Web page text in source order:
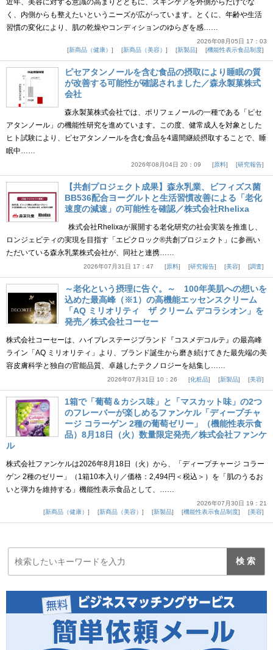
近年、美容に対する意識の高まりとともに、スキンケアを外側からだけでな
く、内側からも整えたいというニーズが広がっています。とくに、年齢や生活
習慣の変化により、肌の乾燥やコンディションのゆらぎを感……
2026年08月05日 17：03
新商品（健康）
新商品（美容） 新製品 機能性表示食品制度
ピセアタンノールを含む食品の摂取により睡眠の質
が改善する可能性が確認されました／森永製菓株式
会社
森永製菓株式会社では、ポリフェノールの一種である「ピセ
アタンノール」の機能性研究を進めています。この度、健常成人を対象とした
ヒト試験により、ピセアタンノールを含む食品を4週間継続摂取することで、睡
眠中……
2026年08月04日 20：09 原料 研究報告
【共創プロジェクト成果】森永乳業、ビフィズス菌
BB536配合ヨーグルトと生活習慣改善による「老化
速度の減速」の可能性を確認／株式会社Rhelixa
株式会社Rhelixaが展開する老化研究の社会実装を推進し、
ロンジェビティの実現を目指す「エピクロック®共創プロジェクト」に参画い
ただいている森永乳業株式会社が、同社と連携……
2026年07月31日 17：47 原料 研究報告 美容 調査
～老化という摂理に告ぐ。～ 100年美肌への想いを
込めた最高峰（※1）の高機能エッセンスクリーム
「AQ ミリオリティ ザ クリーム デコラシオン」を
発売／株式会社コーセー
株式会社コーセーは、ハイプレステージブランド『コスメデコルテ』の最高峰
ライン「AQ ミリオリティ」より、ブランド誕生から磨き続けてきた最先端の美
容皮膚科学と独自の官能品質、卓越したテクノロジーを結集し……
2026年07月31日 10：26 化粧品 新製品 美容
1箱で「葡萄＆カシス味」と「マスカット味」の2つ
のフレーバーが楽しめるファンケル「ディープチャ
ージ コラーゲン 2種の葡萄ゼリー」（機能性表示食
品）8月18日（火）数量限定発売／株式会社ファンケ
ル
株式会社ファンケルは2026年8月18日（火）から、「ディープチャージ コラー
ゲン 2種のゼリー」（1箱10本入り／価格：2,494円＜税込＞）を「肌のうるお
いと弾力を維持する」機能性表示食品として、……
2026年07月30日 19：21
新商品（健康）
新商品（美容） 新製品 機能性表示食品制度 美容